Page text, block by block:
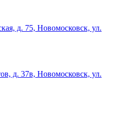
д. 75, Новомосковск, ул.
д. 37в, Новомосковск, ул.